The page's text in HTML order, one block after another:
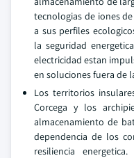
tecnologias de iones
a sus perfiles
la seguridad
electricidad estan
en soluciones fuera de
Los territorios
Corcega y los
almacenamiento de
dependencia de los
resiliencia